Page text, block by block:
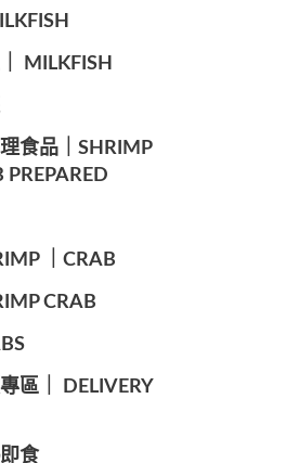
MILKFISH
食品｜SHRIMP
｜CRAB
CRAB
區｜ DELIVERY
食